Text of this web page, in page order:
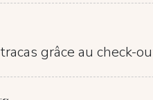
grâce au check-